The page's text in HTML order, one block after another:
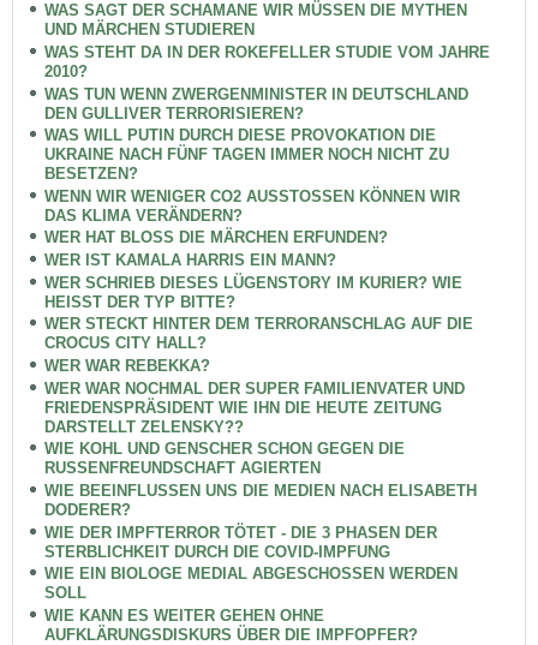
WAS SAGT DER SCHAMANE WIR MÜSSEN DIE MYTHEN
UND MÄRCHEN STUDIEREN
WAS STEHT DA IN DER ROKEFELLER STUDIE VOM JAHRE
2010?
WAS TUN WENN ZWERGENMINISTER IN DEUTSCHLAND
DEN GULLIVER TERRORISIEREN?
WAS WILL PUTIN DURCH DIESE PROVOKATION DIE
UKRAINE NACH FÜNF TAGEN IMMER NOCH NICHT ZU
BESETZEN?
WENN WIR WENIGER CO2 AUSSTOSSEN KÖNNEN WIR
DAS KLIMA VERÄNDERN?
WER HAT BLOSS DIE MÄRCHEN ERFUNDEN?
WER IST KAMALA HARRIS EIN MANN?
WER SCHRIEB DIESES LÜGENSTORY IM KURIER? WIE
HEISST DER TYP BITTE?
WER STECKT HINTER DEM TERRORANSCHLAG AUF DIE
CROCUS CITY HALL?
WER WAR REBEKKA?
WER WAR NOCHMAL DER SUPER FAMILIENVATER UND
FRIEDENSPRÄSIDENT WIE IHN DIE HEUTE ZEITUNG
DARSTELLT ZELENSKY??
WIE KOHL UND GENSCHER SCHON GEGEN DIE
RUSSENFREUNDSCHAFT AGIERTEN
WIE BEEINFLUSSEN UNS DIE MEDIEN NACH ELISABETH
DODERER?
WIE DER IMPFTERROR TÖTET - DIE 3 PHASEN DER
STERBLICHKEIT DURCH DIE COVID-IMPFUNG
WIE EIN BIOLOGE MEDIAL ABGESCHOSSEN WERDEN
SOLL
WIE KANN ES WEITER GEHEN OHNE
AUFKLÄRUNGSDISKURS ÜBER DIE IMPFOPFER?